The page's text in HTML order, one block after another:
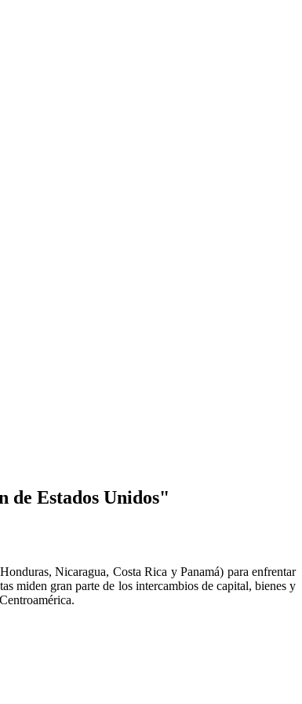
de Estados Unidos"
Nicaragua, Costa Rica y Panamá) para enfrentar
miden gran parte de los intercambios de capital, bienes y